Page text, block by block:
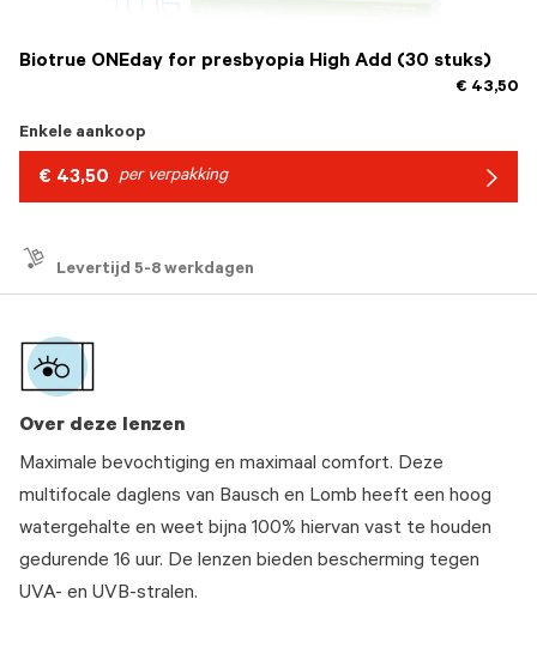
Biotrue ONEday for presbyopia High Add (30 stuks)
€ 43,50
Enkele aankoop
€ 43,50 per verpakking
Arrow
Levertijd 5-8 werkdagen
Over deze lenzen
Maximale bevochtiging en maximaal comfort. Deze
multifocale daglens van Bausch en Lomb heeft een hoog
watergehalte en weet bijna 100% hiervan vast te houden
gedurende 16 uur. De lenzen bieden bescherming tegen
UVA- en UVB-stralen.